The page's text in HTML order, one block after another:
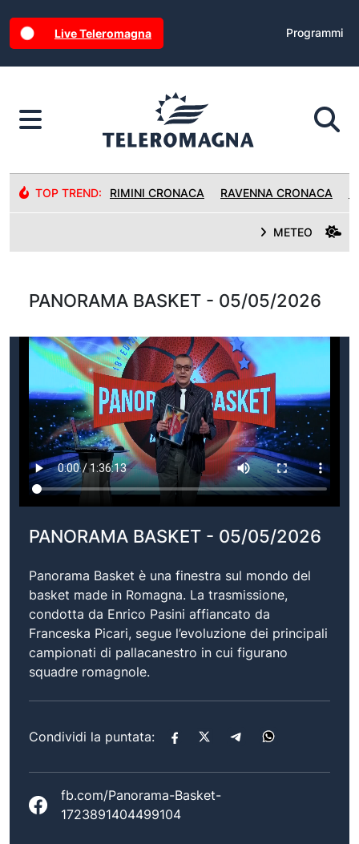
Live Teleromagna Programmi
TOP TREND: RIMINI CRONACA RAVENNA CRONACA
METEO
PANORAMA BASKET - 05/05/2026
PANORAMA BASKET - 05/05/2026
Panorama Basket è una finestra sul mondo del
basket made in Romagna. La trasmissione,
condotta da Enrico Pasini affiancato da
Franceska Picari, segue l’evoluzione dei principali
campionati di pallacanestro in cui figurano
squadre romagnole.
Condividi la puntata:
fb.com/Panorama-Basket-
1723891404499104